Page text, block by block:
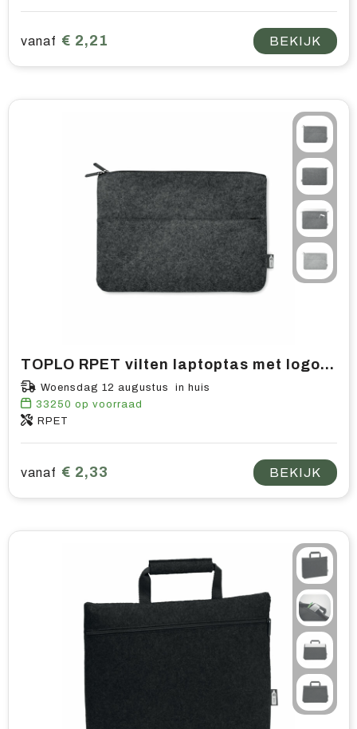
vanaf € 2,21 BEKIJK
TOPLO RPET vilten laptoptas met logo bedrukken | Vanaf 50 stuks
Woensdag 12 augustus in huis
33250 op voorraad
RPET
vanaf € 2,33 BEKIJK